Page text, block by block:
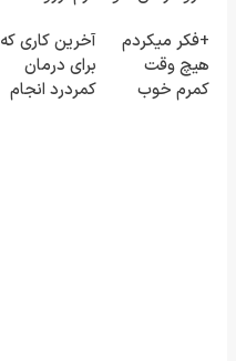
رو پر کن))
کیلو کاهش
وزن در یک
ماه)
+فکر میکردم
هیچ وقت
کمرم خوب
آخرین کاری که
برای درمان
کمردرد انجام